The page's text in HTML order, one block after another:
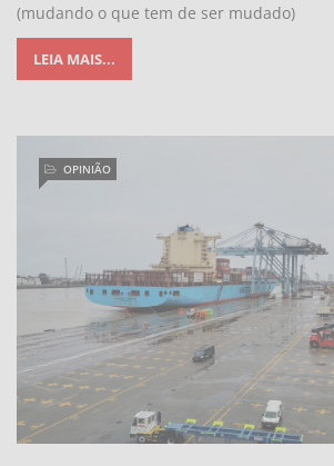
(mudando o que tem de ser mudado)
LEIA MAIS...
OPINIÃO